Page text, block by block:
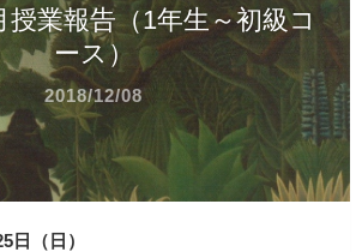
授業報告（1年生～初級コ
ース）
2018/12/08
日（日）